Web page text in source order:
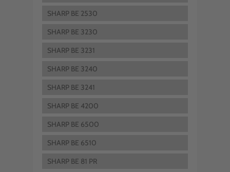
SHARP BE 2530
SHARP BE 3230
SHARP BE 3231
SHARP BE 3240
SHARP BE 3241
SHARP BE 4200
SHARP BE 6500
SHARP BE 6510
SHARP BE 81 PR